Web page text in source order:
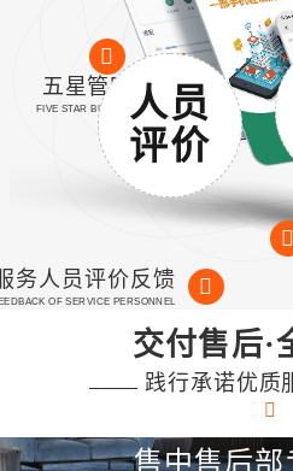
人员
评价
务人员评价反馈
OF SERVICE PERSONNEL
五星管家服务
FIVE STAR BUTLER SERVICE
交付售后·
践行承诺优质
售中售后部